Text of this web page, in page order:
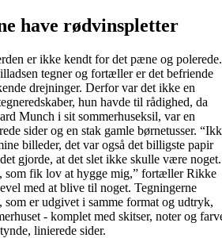
have rødvinspletter
er ikke kendt for det pæne og polerede.
tegner og fortæller er det befriende
drejninger. Derfor var det ikke en
hun havde til rådighed, da
Munch i sit sommerhuseksil, var en
sider og en stak gamle børnetusser.
billeder, det var også det billigste papir
gjorde, at det slet ikke skulle være noget.
som fik lov at hygge mig,” fortæller Rikke
med at blive til noget. Tegningerne
som er udgivet i samme format og udtryk,
- komplet med skitser, noter og
linierede sider.